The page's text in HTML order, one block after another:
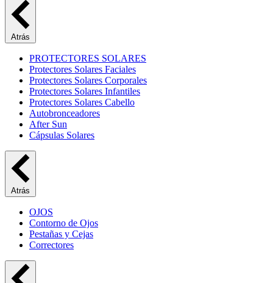
Atrás
PROTECTORES SOLARES
Protectores Solares Faciales
Protectores Solares Corporales
Protectores Solares Infantiles
Protectores Solares Cabello
Autobronceadores
After Sun
Cápsulas Solares
Atrás
OJOS
Contorno de Ojos
Pestañas y Cejas
Correctores